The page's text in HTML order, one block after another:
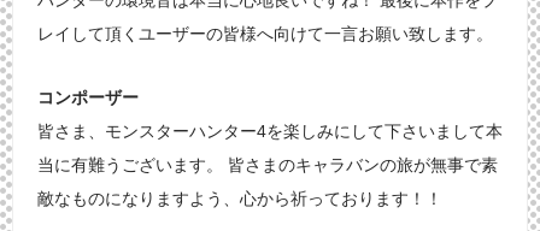
レイして頂くユーザーの皆様へ向けて一言お願い致します。
コンポーザー
皆さま、モンスターハンター4を楽しみにして下さいまして本
当に有難うございます。 皆さまのキャラバンの旅が無事で素
敵なものになりますよう、心から祈っております！！